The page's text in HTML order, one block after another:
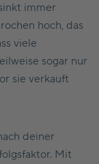
immer
hoch, das
viele
sogar nur
sie verkauft
deiner
Mit